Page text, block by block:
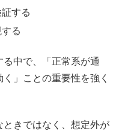
する
る
中で、「正常系が通
」ことの重要性を強く
きではなく、想定外が